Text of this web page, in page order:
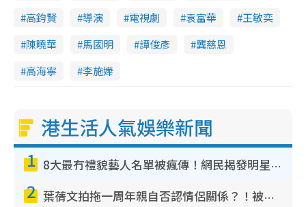
高鈞賢
導演 電視劇 袁富華
王敏奕
陳曉華
馬國明 譚俊彥
龔慈恩
高海寧
李施嬅
港生活人氣娛樂新聞
1 8大最冇禮貌藝人名單被瘋傳！網民揭發明星真面目 一致數臭呢位係無品天花板？
2 葉蒨文拍拖一周年親自否認情侶關係？！被質疑感情造假竟稱GM「普通同事」